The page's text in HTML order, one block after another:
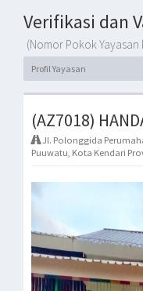
Verifikasi dan
(Nomor Pokok Yayasan
Profil Yayasan
(AZ7018)
Jl. Polonggida
Puuwatu, Kota Kendari